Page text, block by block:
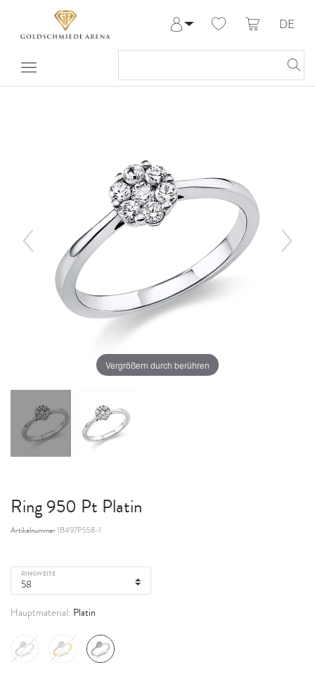
Meine Bestellungen
DE
Vergrößern durch berühren
Ring 950 Pt Platin
Artikelnummer1B497P558-1
RINGWEITE
Hauptmaterial: Platin